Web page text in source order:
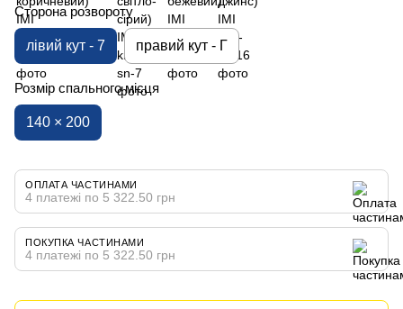
Сторона розвороту
лівий кут - 7 правий кут - Г
Розмір спального місця
140 × 200
ОПЛАТА ЧАСТИНАМИ
4 платежі по 5 322.50 грн
ПОКУПКА ЧАСТИНАМИ
4 платежі по 5 322.50 грн